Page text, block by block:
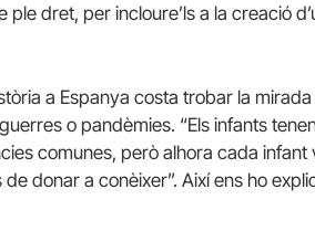
dret, per incloure’ls a la creació
a Espanya costa trobar la
o pandèmies. “Els infants
comunes, però alhora cada
donar a conèixer”. Així ens ho